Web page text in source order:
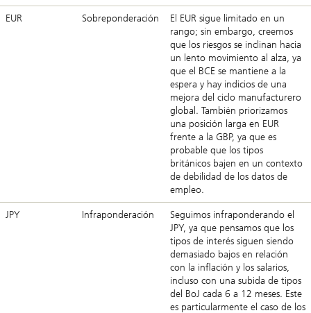
EUR Sobreponderación
El EUR sigue limitado en un
rango; sin embargo, creemos
que los riesgos se inclinan hacia
un lento movimiento al alza, ya
que el BCE se mantiene a la
espera y hay indicios de una
mejora del ciclo manufacturero
global. También priorizamos
una posición larga en EUR
frente a la GBP, ya que es
probable que los tipos
británicos bajen en un contexto
de debilidad de los datos de
empleo.
JPY Infraponderación
Seguimos infraponderando el
JPY, ya que pensamos que los
tipos de interés siguen siendo
demasiado bajos en relación
con la inflación y los salarios,
incluso con una subida de tipos
del BoJ cada 6 a 12 meses. Este
es particularmente el caso de los